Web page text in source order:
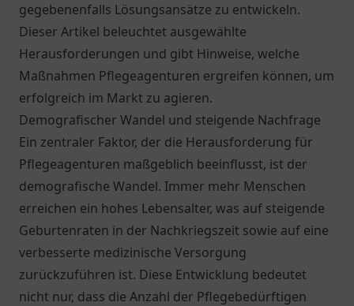
gegebenenfalls Lösungsansätze zu entwickeln.
Dieser Artikel beleuchtet ausgewählte
Herausforderungen und gibt Hinweise, welche
Maßnahmen Pflegeagenturen ergreifen können, um
erfolgreich im Markt zu agieren.
Demografischer Wandel und steigende Nachfrage
Ein zentraler Faktor, der die Herausforderung für
Pflegeagenturen maßgeblich beeinflusst, ist der
demografische Wandel. Immer mehr Menschen
erreichen ein hohes Lebensalter, was auf steigende
Geburtenraten in der Nachkriegszeit sowie auf eine
verbesserte medizinische Versorgung
zurückzuführen ist. Diese Entwicklung bedeutet
nicht nur, dass die Anzahl der Pflegebedürftigen